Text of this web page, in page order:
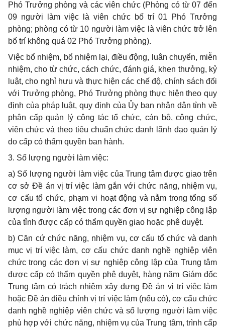
Phó Trưởng phòng và các viên chức (Phòng có từ 07 đến
09 người làm việc là viên chức bố trí 01 Phó Trưởng
phòng; phòng có từ 10 người làm việc là viên chức trở lên
bố trí không quá 02 Phó Trưởng phòng).
Việc bổ nhiệm, bổ nhiệm lại, điều động, luân chuyển, miễn
nhiệm, cho từ chức, cách chức, đánh giá, khen thưởng, kỷ
luật, cho nghỉ hưu và thực hiện các chế độ, chính sách đối
với Trưởng phòng, Phó Trưởng phòng thực hiện theo quy
định của pháp luật, quy định của Ủy ban nhân dân tỉnh về
phân cấp quản lý công tác tổ chức, cán bộ, công chức,
viên chức và theo tiêu chuẩn chức danh lãnh đạo quản lý
do cấp có thẩm quyền ban hành.
3. Số lượng người làm việc:
a) Số lượng người làm việc của Trung tâm được giao trên
cơ sở Đề án vị trí việc làm gắn với chức năng, nhiệm vụ,
cơ cấu tổ chức, phạm vi hoạt động và nằm trong tổng số
lượng người làm việc trong các đơn vị sự nghiệp công lập
của tỉnh được cấp có thẩm quyền giao hoặc phê duyệt.
b) Căn cứ chức năng, nhiệm vụ, cơ cấu tổ chức và danh
mục vị trí việc làm, cơ cấu chức danh nghề nghiệp viên
chức trong các đơn vị sự nghiệp công lập của Trung tâm
được cấp có thẩm quyền phê duyệt, hàng năm Giám đốc
Trung tâm có trách nhiệm xây dựng Đề án vị trí việc làm
hoặc Đề án điều chỉnh vị trí việc làm (nếu có), cơ cấu chức
danh nghề nghiệp viên chức và số lượng người làm việc
phù hợp với chức năng, nhiệm vụ của Trung tâm, trình cấp